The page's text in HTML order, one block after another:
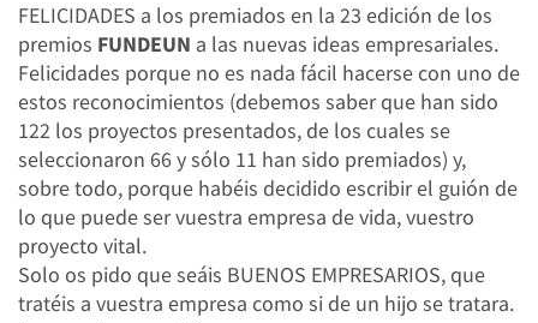
FELICIDADES a los premiados en la 23 edición de los
premios FUNDEUN a las nuevas ideas empresariales.
Felicidades porque no es nada fácil hacerse con uno de
estos reconocimientos (debemos saber que han sido
122 los proyectos presentados, de los cuales se
seleccionaron 66 y sólo 11 han sido premiados) y,
sobre todo, porque habéis decidido escribir el guión de
lo que puede ser vuestra empresa de vida, vuestro
proyecto vital.
Solo os pido que seáis BUENOS EMPRESARIOS, que
tratéis a vuestra empresa como si de un hijo se tratara.